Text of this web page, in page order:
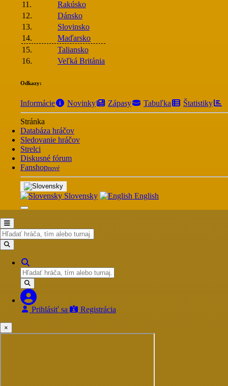
11.
Rakúsko
12.
Dánsko
13.
Slovinsko
14.
Maďarsko
15.
Taliansko
16.
Veľká Británia
Odkazy:
Informácie Novinky Zápasy Tabuľka Štatistiky
Stránka
Databáza hráčov
Sledovanie hráčov
Strelci
Diskusné fórum
Fanshopnové
Slovensky English
Prihlásiť sa Registrácia
×